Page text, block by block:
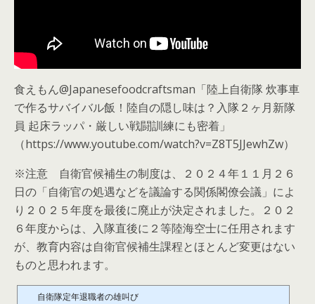
食えもん@Japanesefoodcraftsman「陸上自衛隊 炊事車
で作るサバイバル飯！陸自の隠し味は？入隊２ヶ月新隊
員 起床ラッパ・厳しい戦闘訓練にも密着」
（https://www.youtube.com/watch?v=Z8T5JJewhZw）
※注意 自衛官候補生の制度は、２０２４年１１月２６
日の「自衛官の処遇などを議論する関係閣僚会議」によ
り２０２５年度を最後に廃止が決定されました。２０２
６年度からは、入隊直後に２等陸海空士に任用されます
が、教育内容は自衛官候補生課程とほとんど変更はない
ものと思われます。
自衛隊定年退職者の雄叫び